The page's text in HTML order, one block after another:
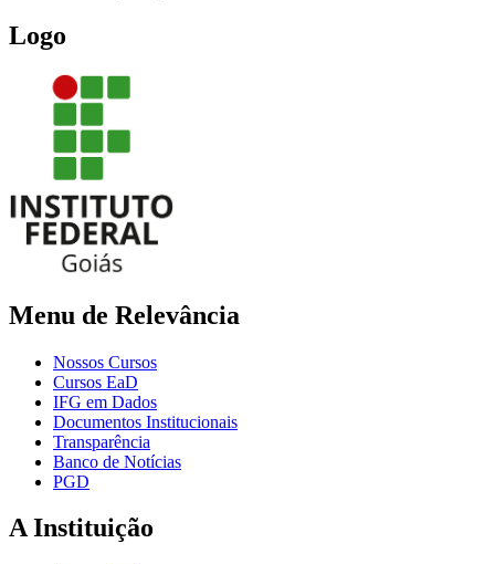
Logo
Menu de Relevância
Nossos Cursos
Cursos EaD
IFG em Dados
Documentos Institucionais
Transparência
Banco de Notícias
PGD
A Instituição